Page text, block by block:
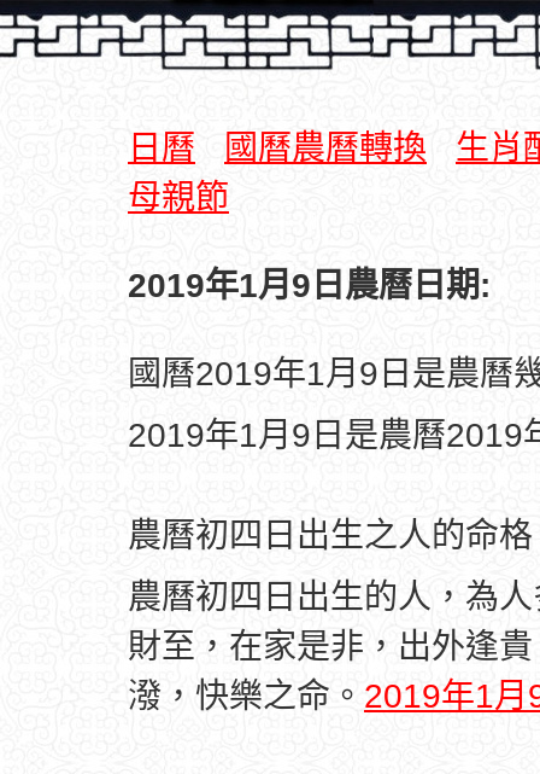
日曆 國曆農曆轉換
生肖
母親節
2019年1月9日農曆日期:
國曆2019年1月9日是農曆
2019年1月9日是農曆2019
農曆初四日出生之人的命
農曆初四日出生的人，為
財至，在家是非，出外逢
潑，快樂之命。 2019年1月